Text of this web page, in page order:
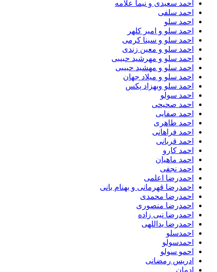
احمد سعیدی و نیما علامه
احمد سلفی
احمد سلو
احمد سلو و امیر کلهر
احمد سلو و سینا کرمی
احمد سلو و معین زندی
احمد سلو و مهرشید حبیبی
احمد سلو و مهشید حبیبی
احمد سلو و میلاد جهان
احمد سلو وبهزاد پکس
احمد سولو
احمد صحیحی
احمد صفایی
احمد طاهری
احمد فراهانی
احمد قربانی
احمد کارو
احمد ماهیان
احمد نجفی
احمدرضا اعلمی
احمدرضا قهرمانی و بهنام بانی
احمدرضا محمدی
احمدرضا منصوری
احمدرضا نبی زاده
احمدرضا یداللهی
احمدسلو
احمدسولو
احمو سولو
ادریس رمضانی
ادمان